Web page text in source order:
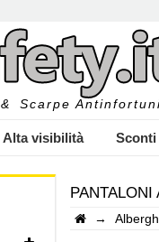
& Scarpe
Alta visibilità Sconti
PANTALONI
→